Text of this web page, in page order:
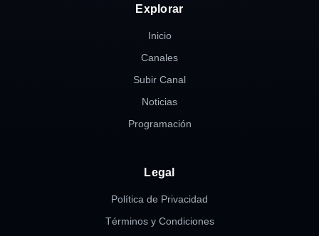
Explorar
Inicio
Canales
Subir Canal
Noticias
Programación
Legal
Política de Privacidad
Términos y Condiciones